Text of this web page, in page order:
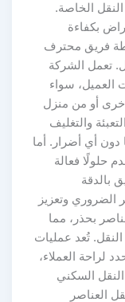
الخاصة.
بكفاءة
فريق محترف
تعمل الشركة
سواء
أو من منزل
والتغليف
دون أي أضرار. أما
حلولًا فعالة
بالدقة
الضروري وتعزيز
بحذر، مما
تُعد عمليات
لراحة العملاء،
النقل السكني
العناصر